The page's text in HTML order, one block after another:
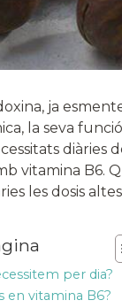
ja
la seva
diàries
vitamina B6.
les dosis
per dia?
en vitamina B6?